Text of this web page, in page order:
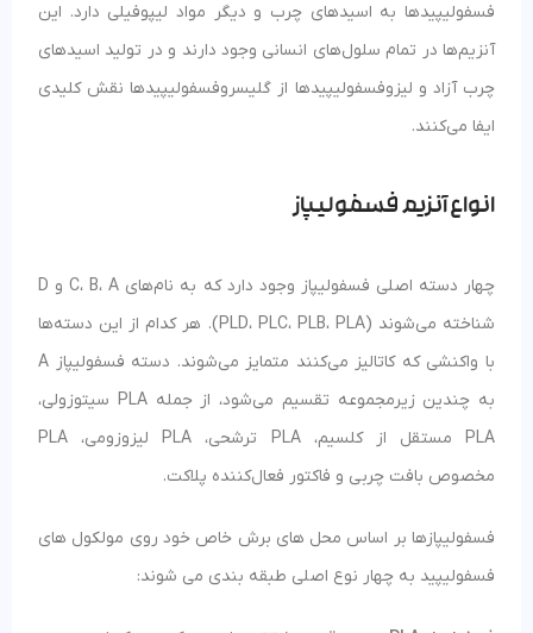
فسفولیپیدها به اسیدهای چرب و دیگر مواد لیپوفیلی دارد. این
آنزیم‌ها در تمام سلول‌های انسانی وجود دارند و در تولید اسیدهای
چرب آزاد و لیزوفسفولیپیدها از گلیسروفسفولیپیدها نقش کلیدی
ایفا می‌کنند.
انواع آنزیم فسفولیپاز
چهار دسته اصلی فسفولیپاز وجود دارد که به نام‌های C، B، A و D
شناخته می‌شوند (PLD، PLC، PLB، PLA). هر کدام از این دسته‌ها
با واکنشی که کاتالیز می‌کنند متمایز می‌شوند. دسته فسفولیپاز A
به چندین زیرمجموعه تقسیم می‌شود، از جمله PLA سیتوزولی،
PLA مستقل از کلسیم، PLA ترشحی، PLA لیزوزومی، PLA
مخصوص بافت چربی و فاکتور فعال‌کننده پلاکت.
فسفولیپازها بر اساس محل های برش خاص خود روی مولکول های
فسفولیپید به چهار نوع اصلی طبقه بندی می شوند: